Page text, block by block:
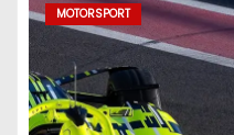
MOTORSPORT